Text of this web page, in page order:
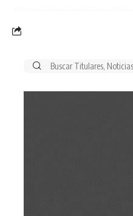
Buscar